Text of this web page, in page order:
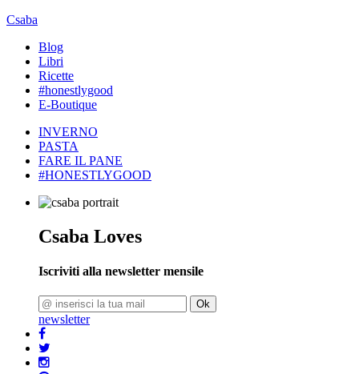
Csaba
Blog
Libri
Ricette
#honestlygood
E-Boutique
INVERNO
PASTA
FARE IL PANE
#HONESTLYGOOD
Csaba Loves
Iscriviti alla newsletter mensile
Ok
newsletter